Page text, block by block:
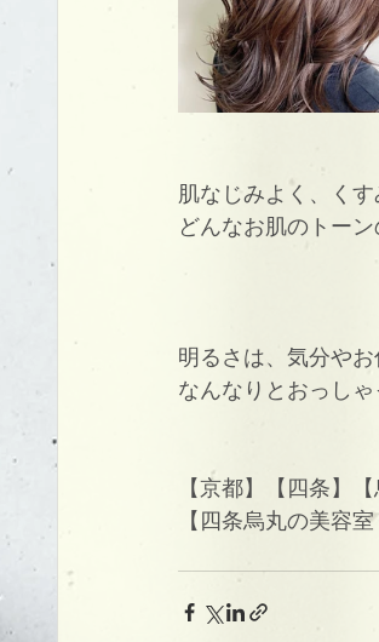
肌なじみよく、く
どんなお肌のトー
明るさは、気分や
なんなりとおっし
【京都】【四条】
【四条烏丸の美容